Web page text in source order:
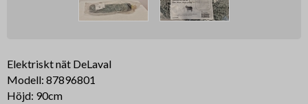
Elektriskt nät DeLaval
Modell: 87896801
Höjd: 90cm